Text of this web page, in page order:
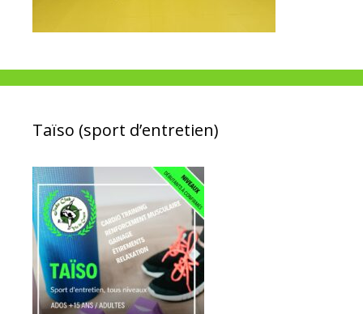
Taïso (sport d’entretien)